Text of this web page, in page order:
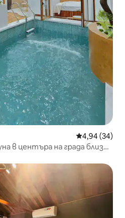
Средна
4,94 (34)
в центъра на града близо